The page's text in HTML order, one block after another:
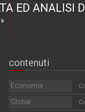
ED ANALISI
contenuti
Economia
Global